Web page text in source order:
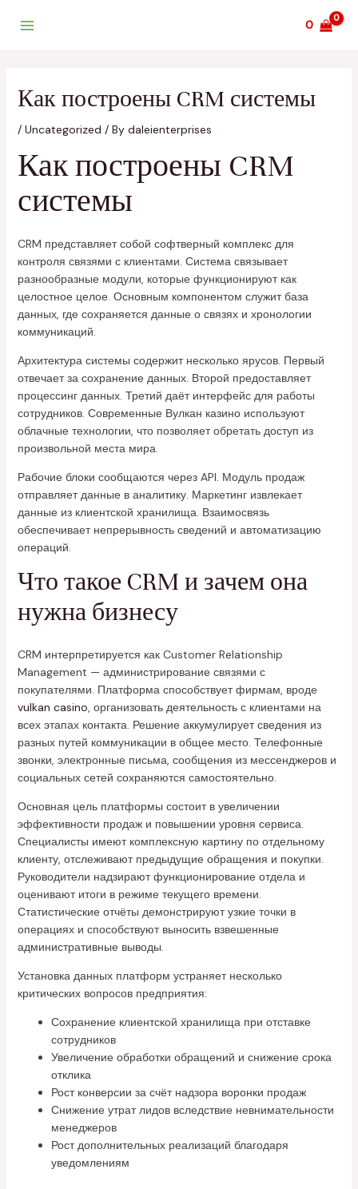
0
Как построены CRM системы
/ Uncategorized / By daleienterprises
Как построены CRM
системы
CRM представляет собой софтверный комплекс для
контроля связями с клиентами. Система связывает
разнообразные модули, которые функционируют как
целостное целое. Основным компонентом служит база
данных, где сохраняется данные о связях и хронологии
коммуникаций.
Архитектура системы содержит несколько ярусов. Первый
отвечает за сохранение данных. Второй предоставляет
процессинг данных. Третий даёт интерфейс для работы
сотрудников. Современные Вулкан казино используют
облачные технологии, что позволяет обретать доступ из
произвольной места мира.
Рабочие блоки сообщаются через API. Модуль продаж
отправляет данные в аналитику. Маркетинг извлекает
данные из клиентской хранилища. Взаимосвязь
обеспечивает непрерывность сведений и автоматизацию
операций.
Что такое CRM и зачем она
нужна бизнесу
CRM интерпретируется как Customer Relationship
Management — администрирование связями с
покупателями. Платформа способствует фирмам, вроде
vulkan casino, организовать деятельность с клиентами на
всех этапах контакта. Решение аккумулирует сведения из
разных путей коммуникации в общее место. Телефонные
звонки, электронные письма, сообщения из мессенджеров и
социальных сетей сохраняются самостоятельно.
Основная цель платформы состоит в увеличении
эффективности продаж и повышении уровня сервиса.
Специалисты имеют комплексную картину по отдельному
клиенту, отслеживают предыдущие обращения и покупки.
Руководители надзирают функционирование отдела и
оценивают итоги в режиме текущего времени.
Статистические отчёты демонстрируют узкие точки в
операциях и способствуют выносить взвешенные
административные выводы.
Установка данных платформ устраняет несколько
критических вопросов предприятия:
Сохранение клиентской хранилища при отставке
сотрудников
Увеличение обработки обращений и снижение срока
отклика
Рост конверсии за счёт надзора воронки продаж
Снижение утрат лидов вследствие невнимательности
менеджеров
Рост дополнительных реализаций благодаря
уведомлениям